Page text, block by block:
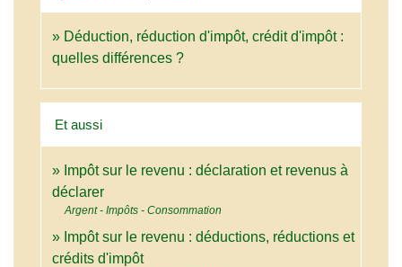
Déduction, réduction d'impôt, crédit d'impôt :
quelles différences ?
Et aussi
Impôt sur le revenu : déclaration et revenus à
déclarer
Argent - Impôts - Consommation
Impôt sur le revenu : déductions, réductions et
crédits d'impôt